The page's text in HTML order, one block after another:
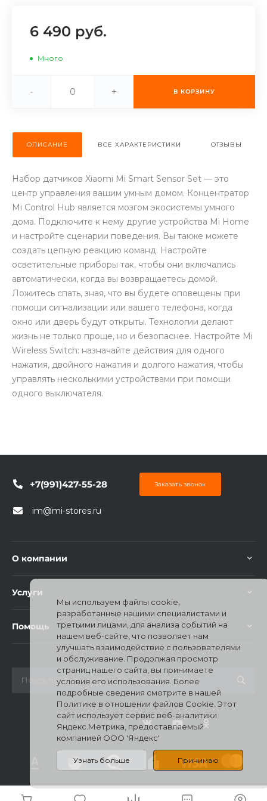
25
раз в 2 недели
Остались вопросы?
8 800 302-02-51
6 490 руб.
Много
- + В КОРЗИНУ
ОПИСАНИЕ ВСЕ ХАРАКТЕРИСТИКИ ОТЗЫВЫ
Набор датчиков Xiaomi Mi Smart Sensor Set — это
центр управления вашим умным домом. Концентратор
Mi Control Hub является мозгом экосистемы умного
дома. Подключите к нему другие устройства Mi Home
и настройте сценарии поведения. Вы также можете
создать цепную реакцию команд. Настройте
осветительные приборы так, чтобы они включались
автоматически, когда вы возвращаетесь домой.
Ложитесь спать, зная, что вы будете оповещены при
помощи сигнализации или вашего телефона, когда
окно или дверь будут открыты. Технологии делают
жизнь не только проще, но и безопаснее. Настройте Mi
Wireless Switch: назначайте действия для одного
нажатия, двойного нажатия и долгого нажатия, чтобы
управлять несколькими устройствами при помощи
одного выключателя.
+7(991)427-55-28 Заказать звонок
im@mi-stores.ru
О компании
Услуги
Помощь
Мы в соц. сетях
© 2026 Mi Stores, Все права защищены
Мы используем файлы cookie,
разработанные нашими специалистами и
третьими лицами, для анализа событий на
нашем веб-сайте, что позволяет нам
улучшать взаимодействие с пользователями
и обслуживание. Продолжая просмотр
страниц нашего сайта, вы принимаете
условия его использования. Более
подробные сведения смотрите в нашей
Политике в отношении файлов Cookie. Этот
сайт использует сервис веб-аналитики
Яндекс.Метрика, предоставляемый
компанией ООО 'Яндекс'
Узнать больше Принимаю